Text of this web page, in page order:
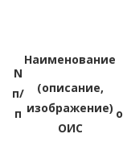
N
п/
п
Наименование
(описание,
изображение)
ОИС